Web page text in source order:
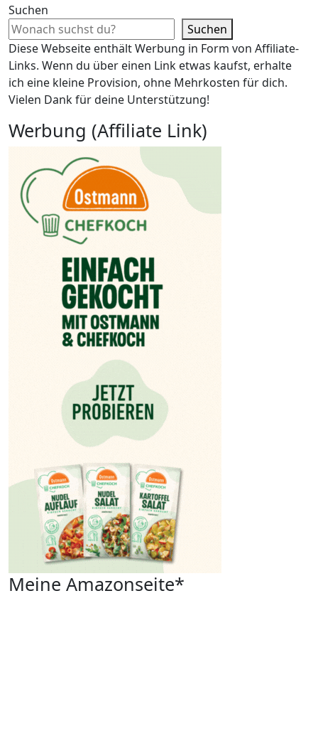
Suchen
Suchen
Diese Webseite enthält Werbung in Form von Affiliate-
Links. Wenn du über einen Link etwas kaufst, erhalte
ich eine kleine Provision, ohne Mehrkosten für dich.
Vielen Dank für deine Unterstützung!
Werbung (Affiliate Link)
Meine Amazonseite*